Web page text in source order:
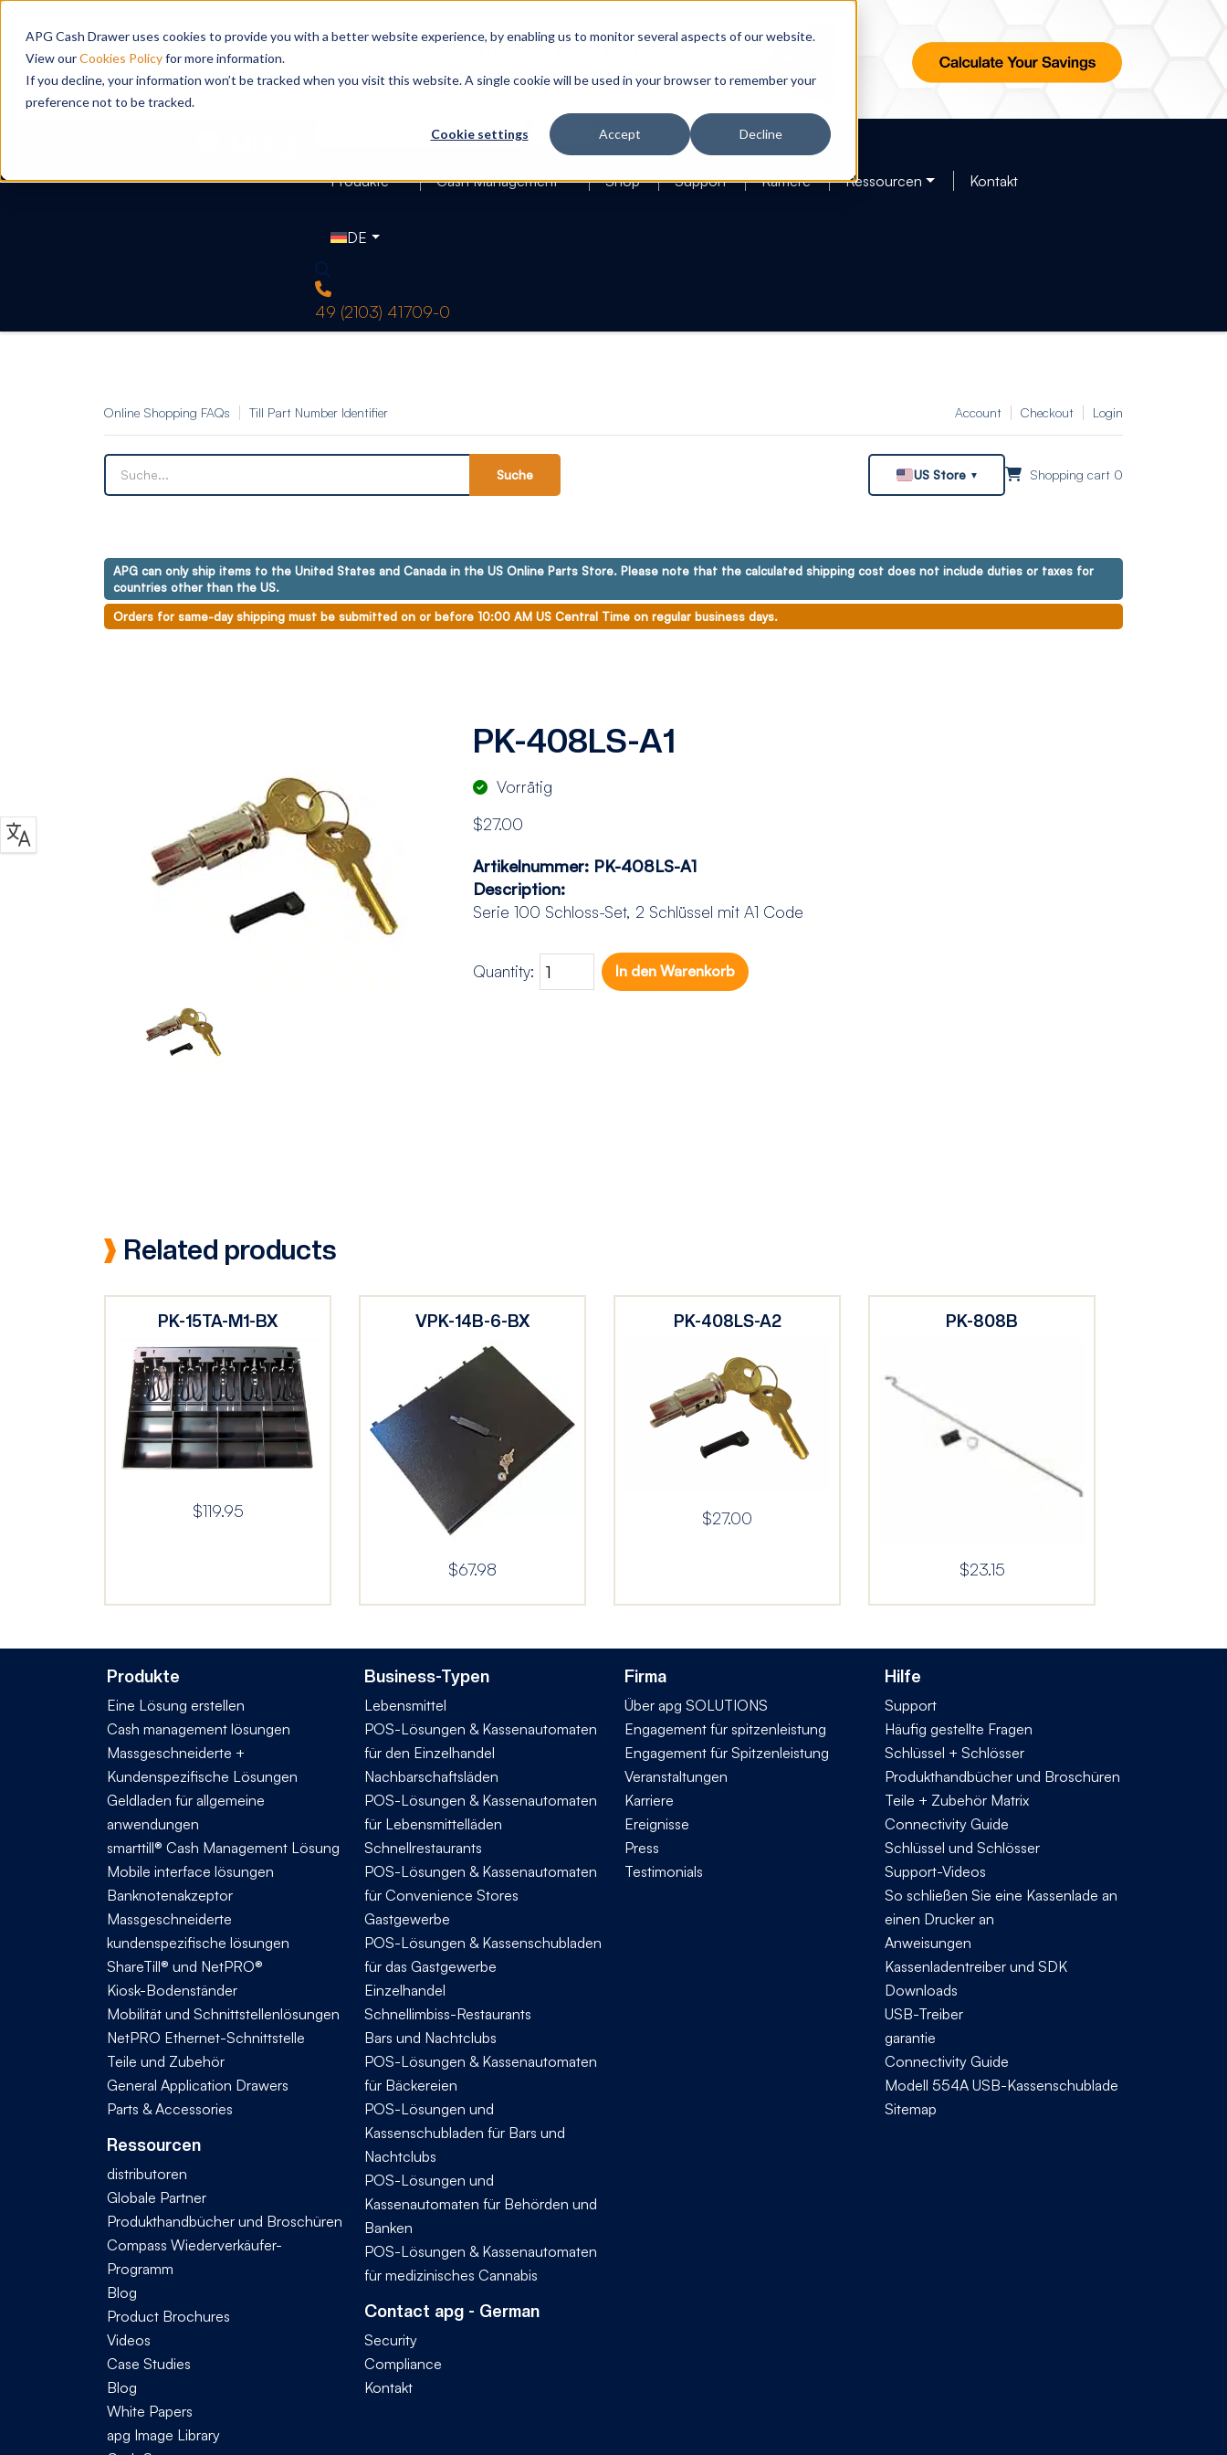
APG Cash Drawer uses cookies to provide you with a better website experience, by enabling us to monitor several aspects of our website.
View ourCookies Policyfor more information.
If you decline, your information won’t be tracked when you visit this website. A single cookie will be used in your browser to remember your
preference not to be tracked.
Cookie settings Accept Decline
Search
Produkte Cash Management Shop Support Karriere Ressourcen Kontakt
DE
49 (2103) 41709-0
Online Shopping FAQs Till Part Number Identifier Account Checkout Login
Suche US Store ▼ Shopping cart 0
APG can only ship items to the United States and Canada in the US Online Parts Store. Please note that the calculated shipping cost does not include duties or taxes for
countries other than the US.
Orders for same-day shipping must be submitted on or before 10:00 AM US Central Time on regular business days.
PK-408LS-A1
Vorrätig
$27.00
Artikelnummer: PK-408LS-A1
Description:
Serie 100 Schloss-Set, 2 Schlüssel mit A1 Code
Quantity: In den Warenkorb
Related products
PK-15TA-M1-BX
$119.95
VPK-14B-6-BX
$67.98
PK-408LS-A2
$27.00
PK-808B
$23.15
Produkte
Eine Lösung erstellen
Cash management lösungen
Massgeschneiderte +
Kundenspezifische Lösungen
Geldladen für allgemeine
anwendungen
smarttill® Cash Management Lösung
Mobile interface lösungen
Banknotenakzeptor
Massgeschneiderte
kundenspezifische lösungen
ShareTill® und NetPRO®
Kiosk-Bodenständer
Mobilität und Schnittstellenlösungen
NetPRO Ethernet-Schnittstelle
Teile und Zubehör
General Application Drawers
Parts & Accessories
Ressourcen
distributoren
Globale Partner
Produkthandbücher und Broschüren
Compass Wiederverkäufer-
Programm
Blog
Product Brochures
Videos
Case Studies
Blog
White Papers
apg Image Library
Business-Typen
Lebensmittel
POS-Lösungen & Kassenautomaten
für den Einzelhandel
Nachbarschaftsläden
POS-Lösungen & Kassenautomaten
für Lebensmittelläden
Schnellrestaurants
POS-Lösungen & Kassenautomaten
für Convenience Stores
Gastgewerbe
POS-Lösungen & Kassenschubladen
für das Gastgewerbe
Einzelhandel
Schnellimbiss-Restaurants
Bars und Nachtclubs
POS-Lösungen & Kassenautomaten
für Bäckereien
POS-Lösungen und
Kassenschubladen für Bars und
Nachtclubs
POS-Lösungen und
Kassenautomaten für Behörden und
Banken
POS-Lösungen & Kassenautomaten
für medizinisches Cannabis
Contact apg - German
Security
Compliance
Kontakt
Firma
Über apg SOLUTIONS
Engagement für spitzenleistung
Engagement für Spitzenleistung
Veranstaltungen
Karriere
Ereignisse
Press
Testimonials
Hilfe
Support
Häufig gestellte Fragen
Schlüssel + Schlösser
Produkthandbücher und Broschüren
Teile + Zubehör Matrix
Connectivity Guide
Schlüssel und Schlösser
Support-Videos
So schließen Sie eine Kassenlade an
einen Drucker an
Anweisungen
Kassenladentreiber und SDK
Downloads
USB-Treiber
garantie
Connectivity Guide
Modell 554A USB-Kassenschublade
Sitemap